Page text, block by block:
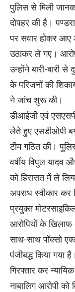
पुलिस से मिली
दोपहर की है।
पर सवार होकर आए
उठाकर ले गए।
उन्होंने बारी-बारी
के परिजनों की
ने जांच शुरू की।
डीआईजी एवं
लेते हुए एसडीओपी
टीम गठित की।
वर्षीय विपुल यादव
को हिरासत में ले
अपराध स्वीकार
प्रयुक्त
आरोपियों के खिलाफ
साथ-साथ पॉक्सो
पंजीबद्ध किया गया
गिरफ्तार कर
नाबालिग आरोपी